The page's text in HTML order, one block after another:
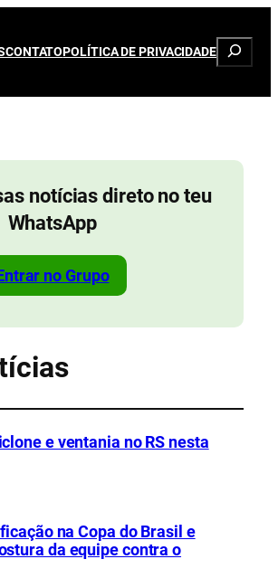
CONTATOPOLÍTICA DE PRIVACIDADE
notícias direto no teu
WhatsApp
no Grupo
e ventania no RS nesta
na Copa do Brasil e
da equipe contra o